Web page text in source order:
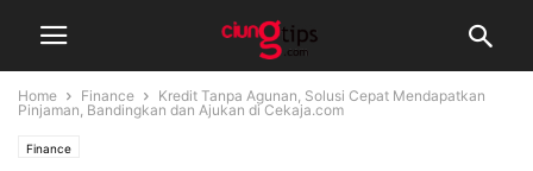
Home Finance
Kredit Tanpa Agunan, Solusi Cepat Mendapatkan
Pinjaman, Bandingkan dan Ajukan di Cekaja.com
Finance